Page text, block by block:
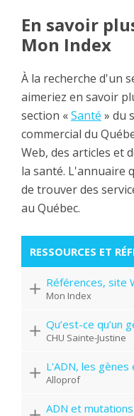
En savoir
Mon Index
À la recherche d'un
aimeriez en savoir
section «Santé » du
commercial du
Web, des articles et
la santé. L'annuaire
de trouver des
au Québec.
RESSOURCES ET
Références, site
Mon Index
Qu’est-ce qu’un
CHU Sainte-Justine
L'ADN, les
Alloprof
ADN et